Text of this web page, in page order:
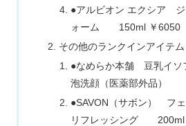
●アルビオン エクシア ジ
ォーム 150ml ￥6050
その他のランクインアイテム
●なめらか本舗 豆乳イソ
泡洗顔（医薬部外品）
●SAVON（サボン） フ
リフレッシング 200ml